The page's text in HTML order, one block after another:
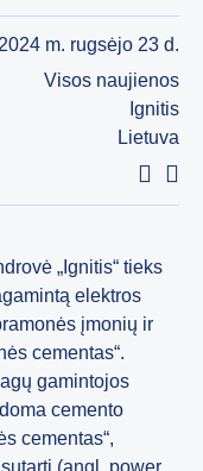
2024 m. rugsėjo 23 d.
Visos naujienos
Ignitis
Lietuva
„Ignitis“ tieks
elektros
įmonių ir
cementas“.
gamintojos
cemento
cementas“,
(angl. power